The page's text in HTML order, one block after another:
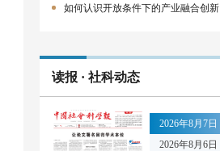
如何认识开放条件下的产业融合创新
读报 · 社科动态
2026年8月7日
2026年8月6日